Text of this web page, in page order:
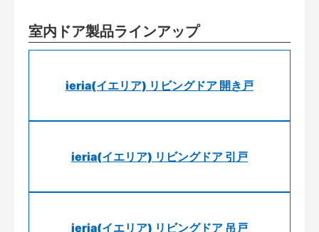
室内ドア製品ラインアップ
ieria(イエリア) リビングドア 開き戸
ieria(イエリア) リビングドア 引戸
ieria(イエリア) リビングドア 吊戸